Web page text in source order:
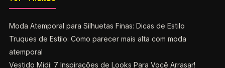
Moda Atemporal para Silhuetas Finas: Dicas de Estilo
Truques de Estilo: Como parecer mais alta com moda
atemporal
Vestido Midi: 7 Inspirações de Looks Para Você Arrasar!